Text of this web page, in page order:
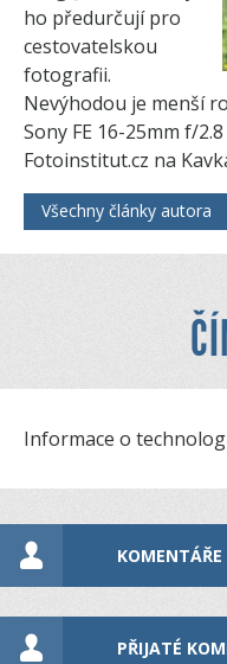
ho předurčují pro
cestovatelskou
fotografii.
Nevýhodou je menší
Sony FE 16-25mm f/
Fotoinstitut.cz na
Všechny články autora
Informace o
KOMENTÁŘE
PŘIJATÉ